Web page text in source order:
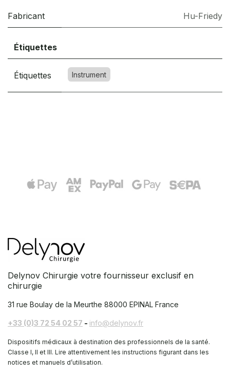
Fabricant Hu-Friedy
Étiquettes
Étiquettes Instrument
Delynov Chirurgie votre fournisseur exclusif en
chirurgie
31 rue Boulay de la Meurthe 88000 EPINAL France
+33 (0)3 72 54 02 57 - info@delynov.fr
Dispositifs médicaux à destination des professionnels de la santé.
Classe I, II et III. Lire attentivement les instructions figurant dans les
notices et manuels d’utilisation.